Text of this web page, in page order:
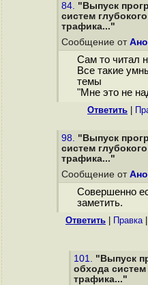
84. "Выпуск
систем
трафика..."
Сообщение от
Сам то читал
Все такие
темы
"Мне это не
Ответить
98. "Выпуск
систем
трафика..."
Сообщение от
Совершенно
заметить.
Ответить Правка|
101. "Выпуск
обхода систем
трафика..."